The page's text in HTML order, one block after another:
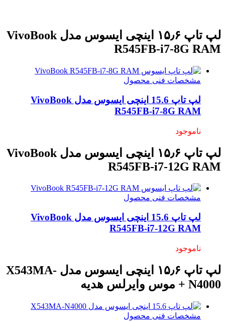
لپ تاپ ۱۵٫۶ اینچی ایسوس مدل VivoBook
R545FB-i7-8G RAM
مشخصات فنی محصول
لپ تاپ 15.6 اینچی ایسوس مدل VivoBook
R545FB-i7-8G RAM
ناموجود
لپ تاپ ۱۵٫۶ اینچی ایسوس مدل VivoBook
R545FB-i7-12G RAM
مشخصات فنی محصول
لپ تاپ 15.6 اینچی ایسوس مدل VivoBook
R545FB-i7-12G RAM
ناموجود
لپ تاپ ۱۵٫۶ اینچی ایسوس مدل X543MA-
N4000 + موس وایرلس هدیه
مشخصات فنی محصول